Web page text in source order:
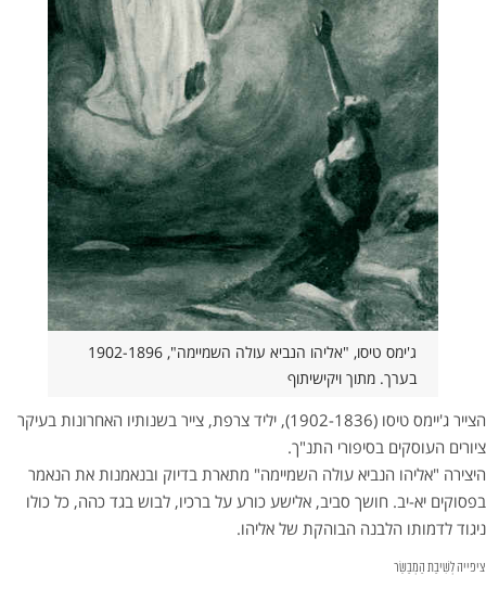
ג'ימס טיסו, "אליהו הנביא עולה השמיימה", 1902-1896
בערך. מתוך ויקישיתוף
הצייר ג'יימס טיסו (1902-1836), יליד צרפת, צייר בשנותיו האחרונות בעיקר
ציורים העוסקים בסיפורי התנ"ך.
היצירה "אליהו הנביא עולה השמיימה" מתארת בדיוק ובנאמנות את הנאמר
בפסוקים יא-יב. חושך סביב, אלישע כורע על ברכיו, לבוש בגד כהה, כל כולו
ניגוד לדמותו הלבנה הבוהקת של אליהו.
ציפייה לְשִׁיבַת הַמְבַשֵׂר